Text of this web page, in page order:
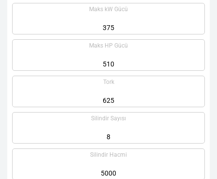
Maks kW Gücü
375
Maks HP Gücü
510
Tork
625
Silindir Sayısı
8
Silindir Hacmi
5000